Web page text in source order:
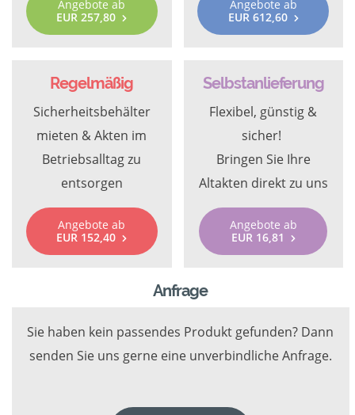
Angebote ab
EUR 257,80
Angebote ab
EUR 612,60
Regelmäßig
Sicherheitsbehälter
mieten & Akten im
Betriebsalltag zu
entsorgen
Angebote ab
EUR 152,40
Selbstanlieferung
Flexibel, günstig &
sicher!
Bringen Sie Ihre
Altakten direkt zu uns
Angebote ab
EUR 16,81
Anfrage
Sie haben kein passendes Produkt gefunden? Dann
senden Sie uns gerne eine unverbindliche Anfrage.